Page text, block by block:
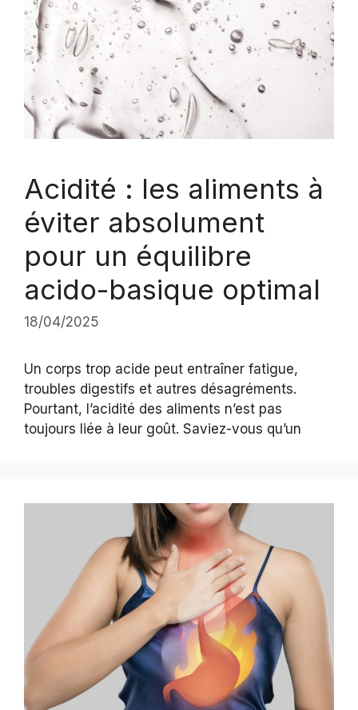
Acidité : les aliments à
éviter absolument
pour un équilibre
acido-basique optimal
18/04/2025
Un corps trop acide peut entraîner fatigue,
troubles digestifs et autres désagréments.
Pourtant, l’acidité des aliments n’est pas
toujours liée à leur goût. Saviez-vous qu’un